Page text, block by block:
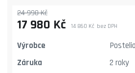
17 980 Kč bez DPH
14 860 Kč
24 990 Kč
Výrobce
Záruka
2 roky